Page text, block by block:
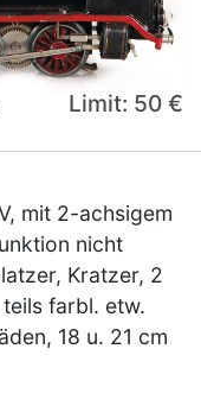
Limit: 50 €
mit 2-achsigem
nicht
Kratzer, 2
farbl. etw.
18 u. 21 cm